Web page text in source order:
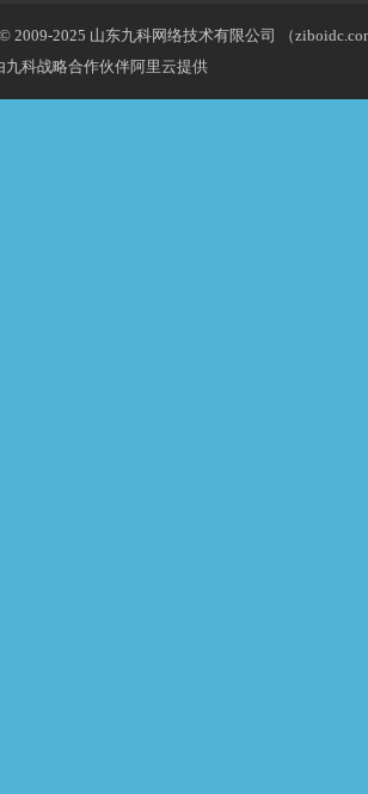
2009-2025 山东九科网络技术有限公司 （
九科战略合作伙伴阿里云提供